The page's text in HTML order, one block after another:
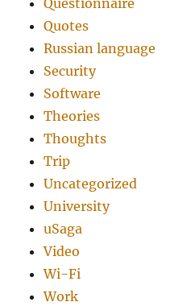
Questionnaire
Quotes
Russian language
Security
Software
Theories
Thoughts
Trip
Uncategorized
University
uSaga
Video
Wi-Fi
Work